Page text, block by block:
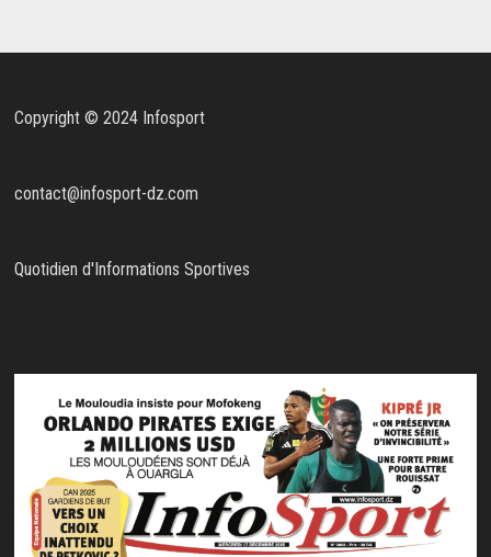
Copyright © 2024 Infosport
contact@infosport-dz.com
Quotidien d'Informations Sportives